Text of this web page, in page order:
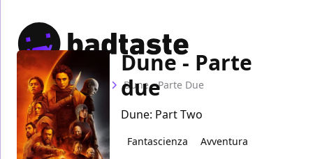
Home Film Dune - Parte Due
Dune - Parte
due
Dune: Part Two
Fantascienza
Avventura